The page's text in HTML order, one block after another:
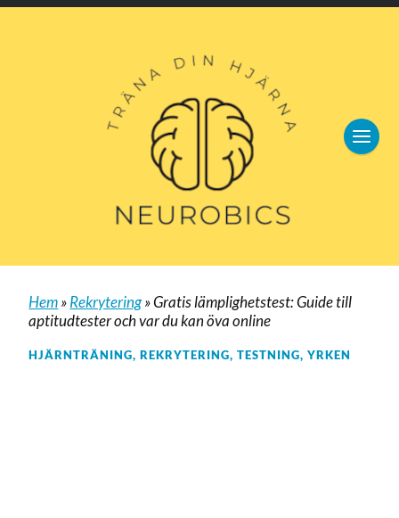
Hem»Rekrytering»Gratis lämplighetstest: Guide till
aptitudtester och var du kan öva online
HJÄRNTRÄNING,REKRYTERING,TESTNING,YRKEN